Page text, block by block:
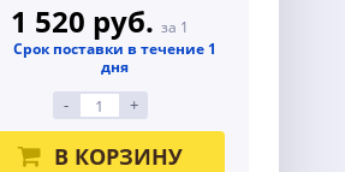
1 520 руб. за 1
Срок поставки в течение 1
дня
- +
В КОРЗИНУ